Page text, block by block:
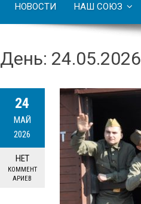
НОВОСТИ НАШ СОЮЗ
День: 24.05.2026
24
МАЙ
2026
НЕТ
КОММЕНТ
АРИЕВ